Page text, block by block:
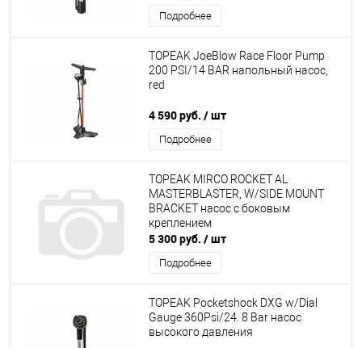
Подробнее
TOPEAK JoeBlow Race Floor Pump
200 PSI/14 BAR напольный насос,
red
4 590 руб. / шт
Подробнее
TOPEAK MIRCO ROCKET AL
MASTERBLASTER, W/SIDE MOUNT
BRACKET насос с боковым
креплением
5 300 руб. / шт
Подробнее
TOPEAK Pocketshock DXG w/Dial
Gauge 360Psi/24. 8 Bar насос
высокого давления